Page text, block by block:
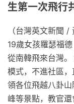
生第一次飛行
（台灣英文新聞
19歲女孩羅瑟福
從南韓飛來台灣
模式，不進社區
領各位飛越八卦
峰等景點，教官